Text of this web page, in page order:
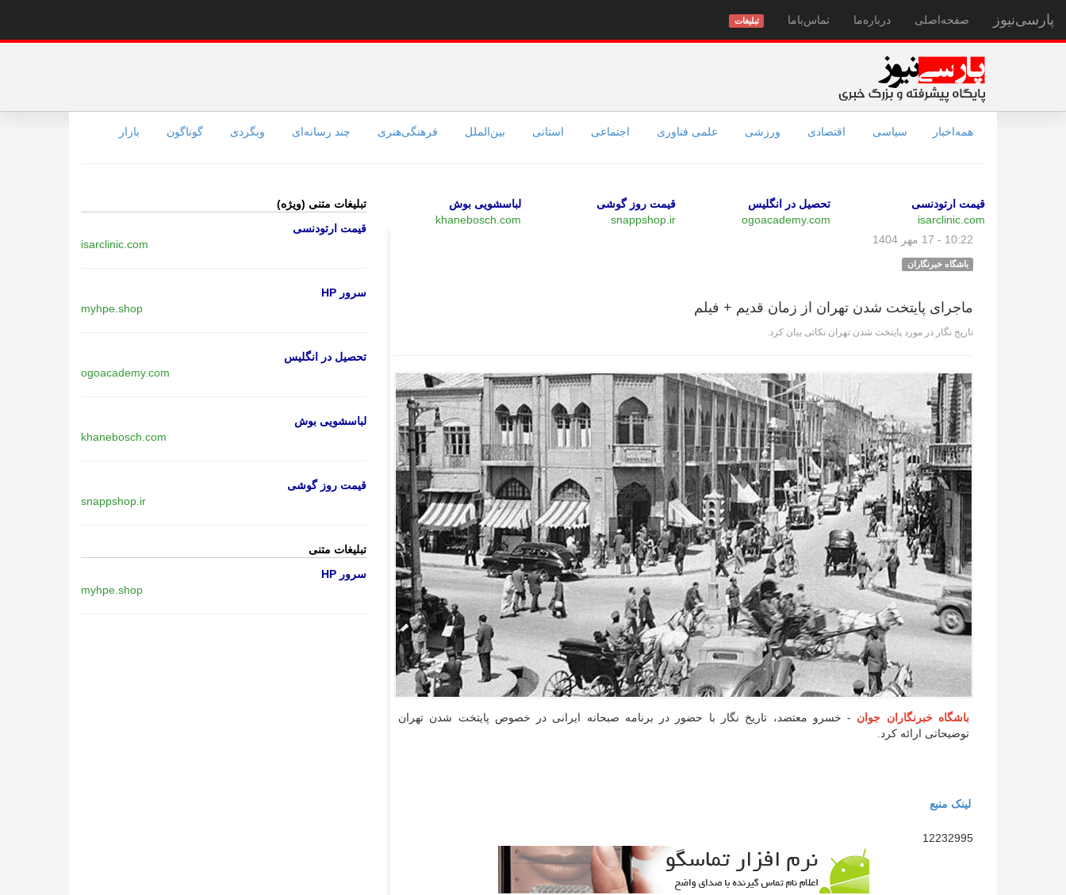
پارسی‌نیوز صفحه‌اصلی درباره‌ما تماس‌با‌ما تبلیغات
همه‌اخبار سیاسی اقتصادی ورزشی علمی فناوری اجتماعی استانی بین‌الملل فرهنگی‌هنری چند رسانه‌ای وبگردی گوناگون بازار
قیمت ارتودنسی
isarclinic.com
تحصیل در انگلیس
ogoacademy.com
قیمت روز گوشی
snappshop.ir
لباسشویی بوش
khanebosch.com
10:22 - 17 مهر 1404
باشگاه خبرنگاران
ماجرای پایتخت شدن تهران از زمان قدیم + فیلم
تاریخ نگار در مورد پایتخت شدن تهران نکاتی بیان کرد.
باشگاه خبرنگاران جوان - خسرو معتضد، تاریخ نگار با حضور در برنامه صبحانه ایرانی در خصوص پایتخت شدن تهران
توضیحاتی ارائه کرد.
لینک منبع
12232995
تبلیغات متنی (ویژه)
قیمت ارتودنسی
isarclinic.com
سرور HP
myhpe.shop
تحصیل در انگلیس
ogoacademy.com
لباسشویی بوش
khanebosch.com
قیمت روز گوشی
snappshop.ir
تبلیغات متنی
سرور HP
myhpe.shop